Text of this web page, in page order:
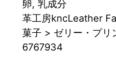
卵, 乳成分
革工房kncLeather
菓子 > ゼリー・プリ
6767934